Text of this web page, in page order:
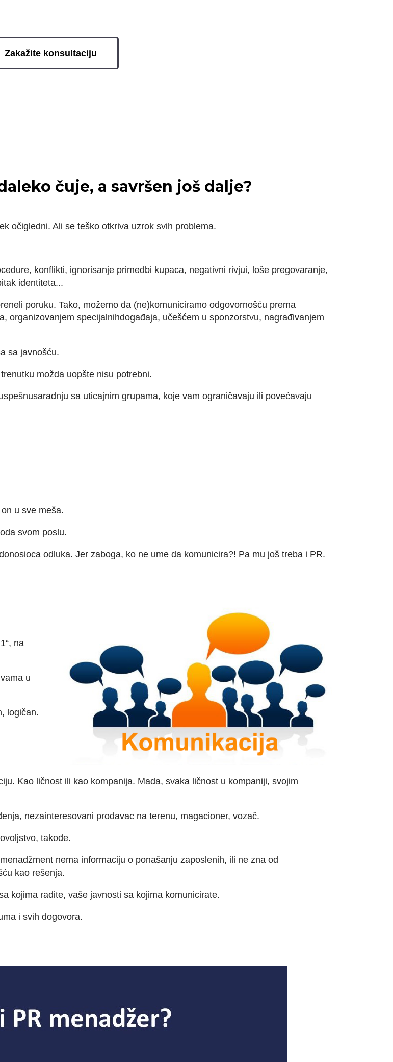
Zakažite konsultaciju
čuje, a savršen još dalje?
očigledni. Ali se teško otkriva uzrok svih problema.
konflikti, ignorisanje primedbi kupaca, negativni rivjui, loše pregovaranje,
identiteta...
poruku. Tako, možemo da (ne)komuniciramo odgovornošću prema
organizovanjem specijalnihdogađaja, učešćem u sponzorstvu, nagrađivanjem
sa javnošću.
možda uopšte nisu potrebni.
sa uticajnim grupama, koje vam ograničavaju ili povećavaju
u sve meša.
svom poslu.
odluka. Jer zaboga, ko ne ume da komunicira?! Pa mu još treba i PR.
na
u
logičan.
Kao ličnost ili kao kompanija. Mada, svaka ličnost u kompaniji, svojim
nezainteresovani prodavac na terenu, magacioner, vozač.
takođe.
nema informaciju o ponašanju zaposlenih, ili ne zna od
kao rešenja.
kojima radite, vaše javnosti sa kojima komunicirate.
i svih dogovora.